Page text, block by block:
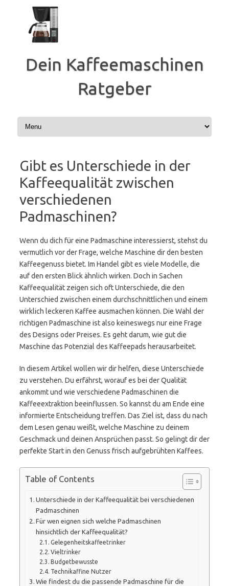
springen
Dein Kaffeemaschinen
Ratgeber
Gibt es Unterschiede in der
Kaffeequalität zwischen
verschiedenen
Padmaschinen?
Wenn du dich für eine Padmaschine interessierst, stehst du
vermutlich vor der Frage, welche Maschine dir den besten
Kaffeegenuss bietet. Im Handel gibt es viele Modelle, die
auf den ersten Blick ähnlich wirken. Doch in Sachen
Kaffeequalität zeigen sich oft Unterschiede, die den
Unterschied zwischen einem durchschnittlichen und einem
wirklich leckeren Kaffee ausmachen können. Die Wahl der
richtigen Padmaschine ist also keineswegs nur eine Frage
des Designs oder Preises. Es geht darum, wie gut die
Maschine das Potenzial des Kaffeepads herausarbeitet.
In diesem Artikel wollen wir dir helfen, diese Unterschiede
zu verstehen. Du erfährst, worauf es bei der Qualität
ankommt und wie verschiedene Padmaschinen die
Kaffeeextraktion beeinflussen. So kannst du am Ende eine
informierte Entscheidung treffen. Das Ziel ist, dass du nach
dem Lesen genau weißt, welche Maschine zu deinem
Geschmack und deinen Ansprüchen passt. So gelingt dir der
perfekte Start in den Genuss frisch aufgebrühten Kaffees.
Table of Contents
Unterschiede in der Kaffeequalität bei verschiedenen
Padmaschinen
Für wen eignen sich welche Padmaschinen
hinsichtlich der Kaffeequalität?
Gelegenheitskaffeetrinker
Vieltrinker
Budgetbewusste
Technikaffine Nutzer
Wie findest du die passende Padmaschine für die